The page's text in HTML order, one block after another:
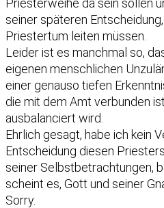
Priesterweihe da sein sollen
seiner späteren
Priestertum leiten müssen.
Leider ist es manchmal so,
eigenen menschlichen
einer genauso tiefen
die mit dem Amt verbunden
ausbalanciert wird.
Ehrlich gesagt, habe ich kein
Entscheidung diesen
seiner Selbstbetrachtungen,
scheint es, Gott und seiner
Sorry.